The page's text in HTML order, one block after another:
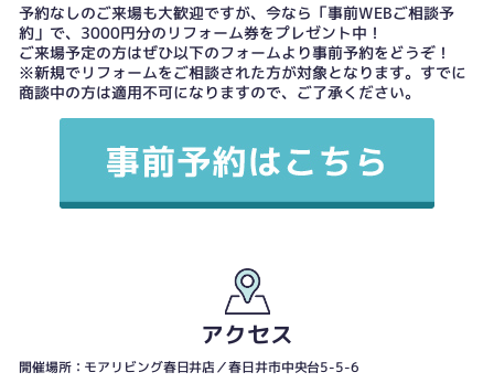
予約なしのご来場も大歓迎ですが、今なら「事前WEBご相談予
約」で、3000円分のリフォーム券をプレゼント中！
ご来場予定の方はぜひ以下のフォームより事前予約をどうぞ！
※新規でリフォームをご相談された方が対象となります。すでに
商談中の方は適用不可になりますので、ご了承ください。
アクセス
開催場所：モアリビング春日井店／春日井市中央台5-5-6